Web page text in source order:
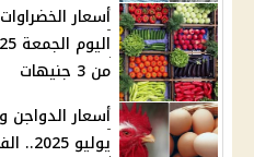
أسعار
من 3 جنيهات
يوليو